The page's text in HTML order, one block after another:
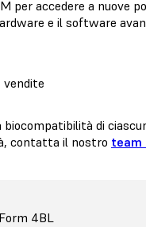
per accedere a nuove
e il software
biocompatibilità di
contatta il nostro team
4BL